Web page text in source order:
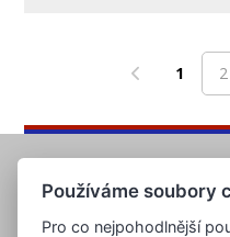
1 2
Používáme soubory
Pro co nejpohodlnější